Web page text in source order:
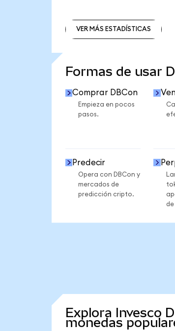
VER MÁS ESTADÍSTICAS
Formas de usar
Comprar DBCon
Empieza en pocos
pasos.
Predecir
Opera con DBCon y
mercados de
predicción cripto.
Explora Invesco
monedas